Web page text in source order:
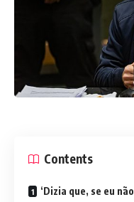
Contents
‘Dizia que, se eu